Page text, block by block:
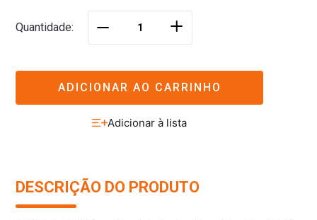
Quantidade ＋
ADICIONAR AO CARRINHO
DESCRIÇÃO DO PRODUTO